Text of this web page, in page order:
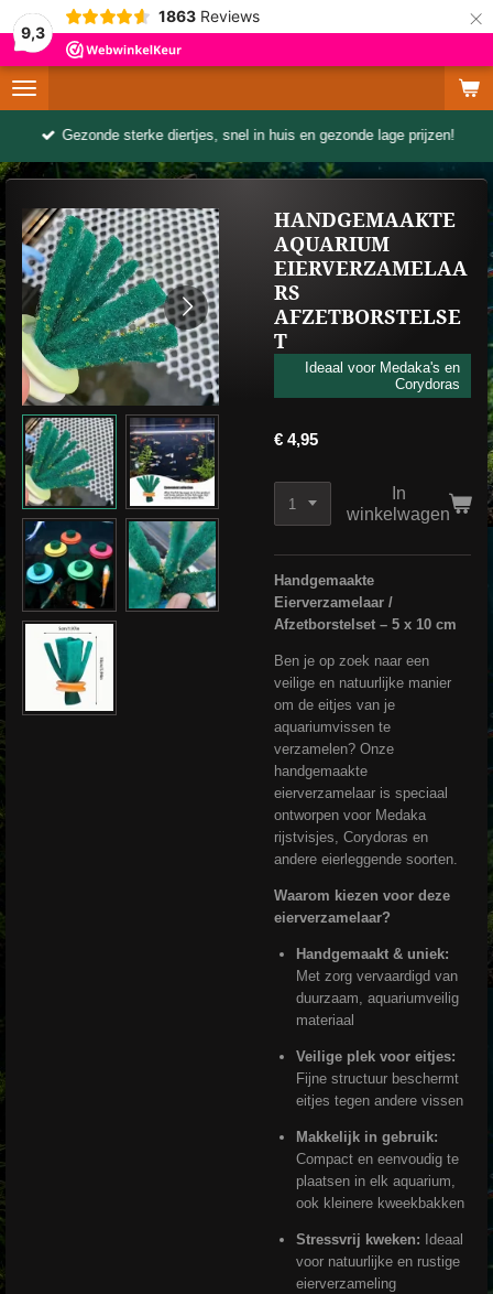
9,3
1863 Reviews ×
Gezonde sterke diertjes, snel in huis en gezonde lage prijzen!
HANDGEMAAKTE
AQUARIUM
EIERVERZAMELAA
RS
AFZETBORSTELSE
T
Ideaal voor Medaka's en
Corydoras
€ 4,95
In
winkelwagen
Handgemaakte
Eierverzamelaar /
Afzetborstelset – 5 x 10 cm
Ben je op zoek naar een
veilige en natuurlijke manier
om de eitjes van je
aquariumvissen te
verzamelen? Onze
handgemaakte
eierverzamelaar is speciaal
ontworpen voor Medaka
rijstvisjes, Corydoras en
andere eierleggende soorten.
Waarom kiezen voor deze
eierverzamelaar?
Handgemaakt & uniek:
Met zorg vervaardigd van
duurzaam, aquariumveilig
materiaal
Veilige plek voor eitjes:
Fijne structuur beschermt
eitjes tegen andere vissen
Makkelijk in gebruik:
Compact en eenvoudig te
plaatsen in elk aquarium,
ook kleinere kweekbakken
Stressvrij kweken: Ideaal
voor natuurlijke en rustige
eierverzameling